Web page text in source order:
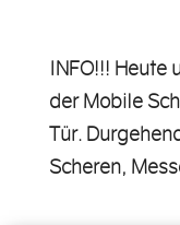
INFO!!! Heute
der Mobile
Tür.
Scheren,